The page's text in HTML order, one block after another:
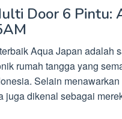
Door 6 Pintu:
Aqua Japan adalah
rumah tangga yang
Selain
juga dikenal sebagai